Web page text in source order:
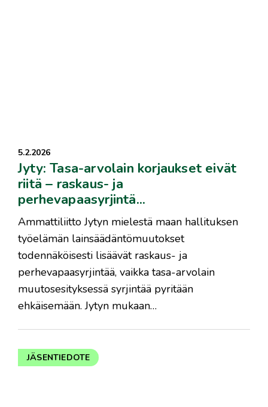
5.2.2026
Jyty: Tasa-arvolain korjaukset eivät
riitä – raskaus- ja
perhevapaasyrjintä...
Ammattiliitto Jytyn mielestä maan hallituksen
työelämän lainsäädäntömuutokset
todennäköisesti lisäävät raskaus- ja
perhevapaasyrjintää, vaikka tasa-arvolain
muutosesityksessä syrjintää pyritään
ehkäisemään. Jytyn mukaan…
JÄSENTIEDOTE